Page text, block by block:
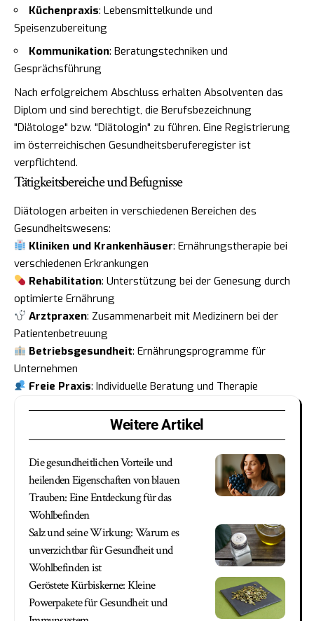
Küchenpraxis: Lebensmittelkunde und
Speisenzubereitung
Kommunikation: Beratungstechniken und
Gesprächsführung
Nach erfolgreichem Abschluss erhalten Absolventen das
Diplom und sind berechtigt, die Berufsbezeichnung
"Diätologe" bzw. "Diätologin" zu führen. Eine Registrierung
im österreichischen Gesundheitsberuferegister ist
verpflichtend.
Tätigkeitsbereiche und Befugnisse
Diätologen arbeiten in verschiedenen Bereichen des
Gesundheitswesens:
Kliniken und Krankenhäuser: Ernährungstherapie bei
verschiedenen Erkrankungen
Rehabilitation: Unterstützung bei der Genesung durch
optimierte Ernährung
Arztpraxen: Zusammenarbeit mit Medizinern bei der
Patientenbetreuung
Betriebsgesundheit: Ernährungsprogramme für
Unternehmen
Freie Praxis: Individuelle Beratung und Therapie
Weitere Artikel
Die gesundheitlichen Vorteile und
heilenden Eigenschaften von blauen
Trauben: Eine Entdeckung für das
Wohlbefinden
Salz und seine Wirkung: Warum es
unverzichtbar für Gesundheit und
Wohlbefinden ist
Geröstete Kürbiskerne: Kleine
Powerpakete für Gesundheit und